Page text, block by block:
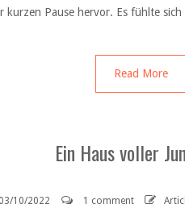
Pause hervor. Es fühlte
Read More
Ein Haus voller
03/10/2022 1 comment